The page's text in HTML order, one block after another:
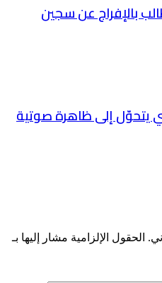
بالإفراج عن سجين
يتحوّل إلى ظاهرة صوتية
الحقول الإلزامية مشار إليها بـ